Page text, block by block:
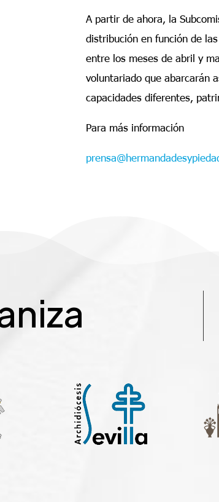
A partir de ahora, la
distribución en función de
entre los meses de abril y
voluntariado que abarcarán
capacidades diferentes,
Para más información